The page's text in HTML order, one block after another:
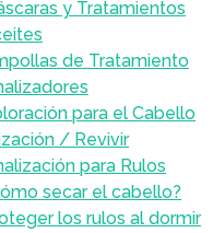
y Tratamientos
de Tratamiento
para el Cabello
/ Revivir
para Rulos
secar el cabello?
los rulos al dormir